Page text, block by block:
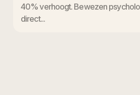
40% verhoogt. Bewezen
direct...